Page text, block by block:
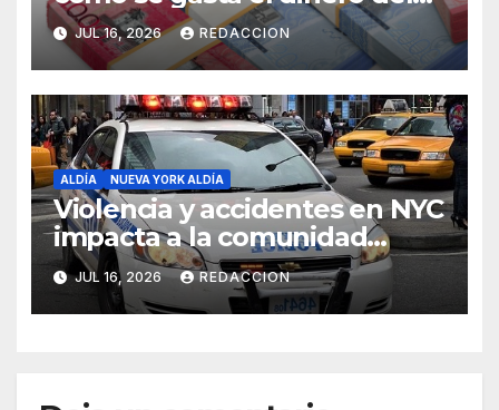
Seguro Familiar de Salud
JUL 16, 2026 REDACCION
ALDÍA NUEVA YORK ALDÍA
Violencia y accidentes en NYC
impacta a la comunidad
dominicana
JUL 16, 2026 REDACCION